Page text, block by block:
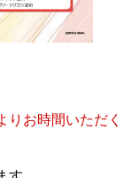
りお時間いただく